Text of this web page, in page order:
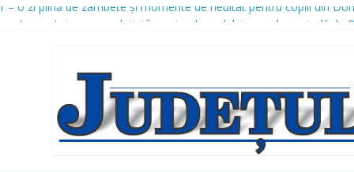
– o zi plină de zâmbete și momente de neuitat pentru copiii din
investițiile în iluminatul public: un nou proiect de peste 2,16